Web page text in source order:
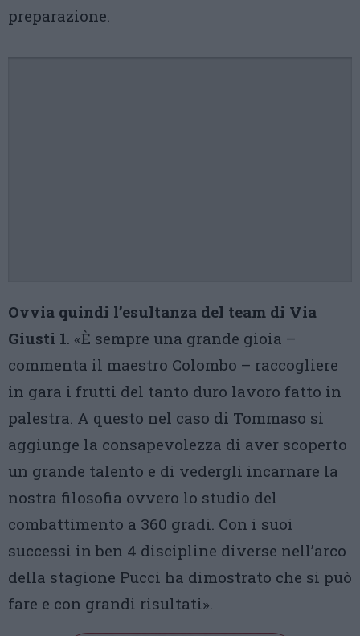
preparazione.
Ovvia quindi l’esultanza del team di Via
Giusti 1. «È sempre una grande gioia –
commenta il maestro Colombo – raccogliere
in gara i frutti del tanto duro lavoro fatto in
palestra. A questo nel caso di Tommaso si
aggiunge la consapevolezza di aver scoperto
un grande talento e di vedergli incarnare la
nostra filosofia ovvero lo studio del
combattimento a 360 gradi. Con i suoi
successi in ben 4 discipline diverse nell’arco
della stagione Pucci ha dimostrato che si può
fare e con grandi risultati».